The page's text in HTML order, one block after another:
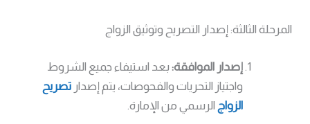
المرحلة الثالثة: إصدار التصريح وتوثيق الزواج
إصدار الموافقة: بعد استيفاء جميع الشروط
واجتياز التحريات والفحوصات، يتم إصدارتصريح
الزواج الرسمي من الإمارة.